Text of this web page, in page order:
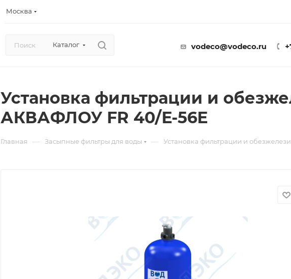
Москва
Каталог vodeco@vodeco.ru
Установка фильтрации и
АКВАФЛОУ FR 40/E-56E
Главная — Засыпные фильтры для воды — Установка фильтрации и